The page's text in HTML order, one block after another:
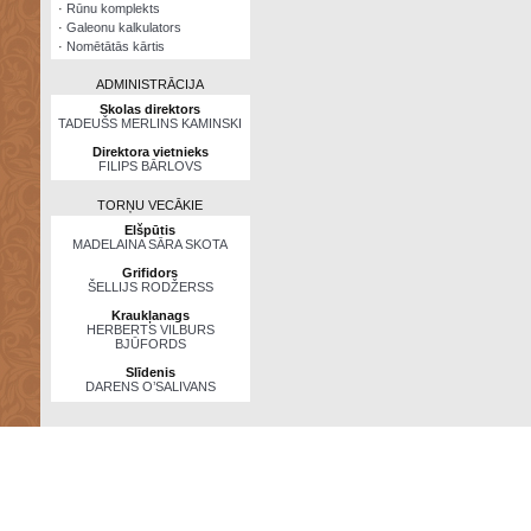
· Rūnu komplekts
· Galeonu kalkulators
· Nomētātās kārtis
ADMINISTRĀCIJA
Skolas direktors
TADEUŠS MERLINS KAMINSKI
Direktora vietnieks
FILIPS BĀRLOVS
TORŅU VECĀKIE
Elšpūtis
MADELAINA SĀRA SKOTA
Grifidors
ŠELLIJS RODŽERSS
Kraukļanags
HERBERTS VILBURS
BJŪFORDS
Slīdenis
DARENS O’SALIVANS